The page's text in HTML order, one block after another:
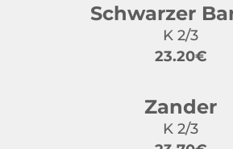
Schwarzer
K 2/3
23.20€
Zander
K 2/3